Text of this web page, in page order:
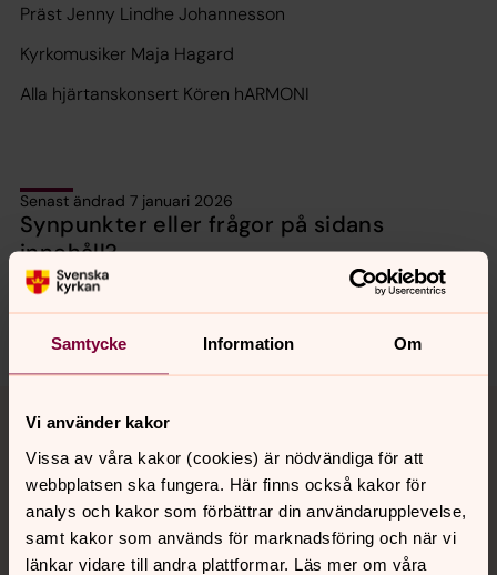
Samtycke Information Om
Vi använder kakor
Vissa av våra kakor (cookies) är nödvändiga för att
webbplatsen ska fungera. Här finns också kakor för
analys och kakor som förbättrar din användarupplevelse,
samt kakor som används för marknadsföring och när vi
länkar vidare till andra plattformar. Läs mer om våra
Präst Jenny Lindhe Johannesson
Kyrkomusiker Maja Hagard
Alla hjärtanskonsert Kören hARMONI
Senast ändrad 7 januari 2026
Synpunkter eller frågor på sidans
innehåll?
motala.forsamling@svenskakyrkan.se
Kontakt